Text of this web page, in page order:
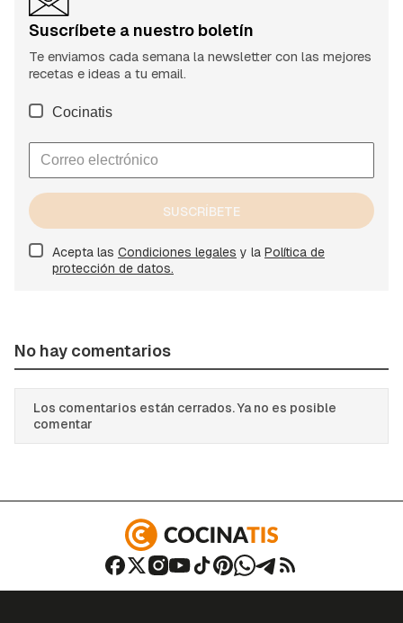
Suscríbete a nuestro boletín
Te enviamos cada semana la newsletter con las mejores
recetas e ideas a tu email.
Cocinatis
SUSCRÍBETE
Acepta las Condiciones legales y la Política de
protección de datos.
No hay comentarios
Los comentarios están cerrados. Ya no es posible
comentar